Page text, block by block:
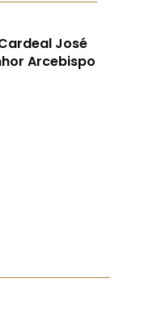
José
Arcebispo